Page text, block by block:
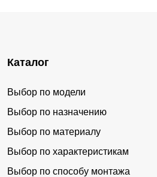
Каталог
Выбор по модели
Выбор по назначению
Выбор по материалу
Выбор по характеристикам
Выбор по способу монтажа